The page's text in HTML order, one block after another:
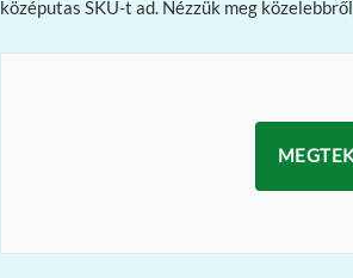
középutas SKU-t ad. Nézzük meg